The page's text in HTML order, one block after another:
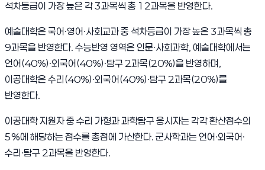
석차등급이 가장 높은 각 3과목씩 총 12과목을 반영한다.
예술대학은 국어·영어·사회교과 중 석차등급이 가장 높은 3과목씩 총
9과목을 반영한다. 수능반영 영역은 인문·사회과학, 예술대학에서는
언어(40%)·외국어(40%)·탐구 2과목(20%)을 반영하며,
이공대학은 수리(40%)·외국어(40%)·탐구 2과목(20%)를
반영한다.
이공대학 지원자 중 수리 가형과 과학탐구 응시자는 각각 환산점수의
5%에 해당하는 점수를 총점에 가산한다. 군사학과는 언어·외국어·
수리·탐구 2과목을 반영한다.